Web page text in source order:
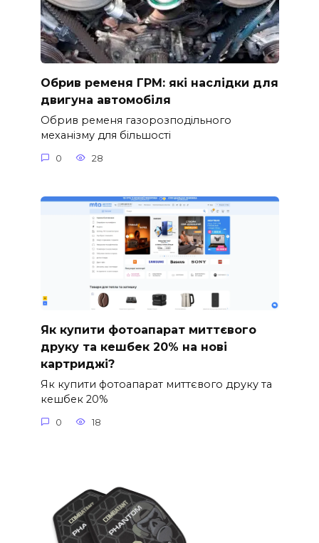
Обрив ременя ГРМ: які наслідки для
двигуна автомобіля
Обрив ременя газорозподільного
механізму для більшості
0 28
Як купити фотоапарат миттєвого
друку та кешбек 20% на нові
картриджі?
Як купити фотоапарат миттєвого друку та
кешбек 20%
0 18